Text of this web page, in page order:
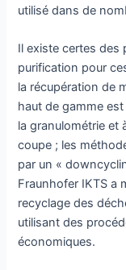
utilisé dans de
Il existe certes des
purification pour
la récupération de
haut de gamme
la granulométrie et
coupe ; les
par un «
Fraunhofer IKTS a
recyclage des
utilisant des
économiques.